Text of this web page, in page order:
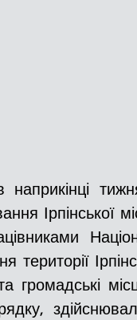
Ірпінської
території
громадські